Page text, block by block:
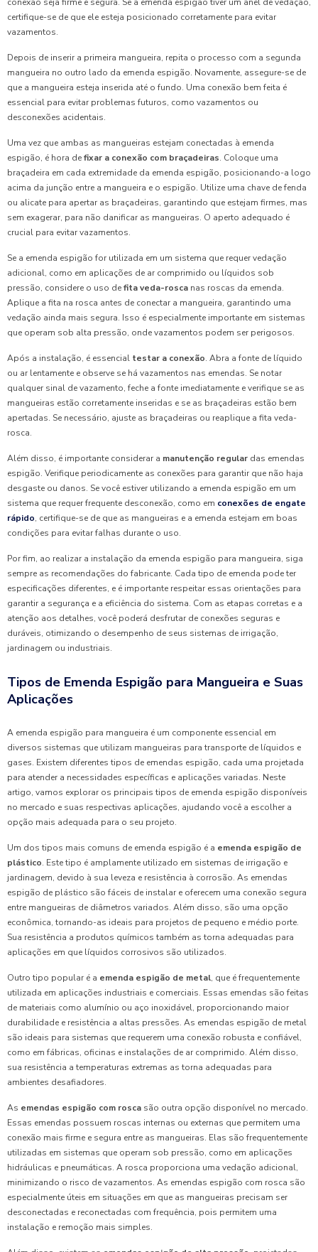
certifique-se de que ele esteja posicionado corretamente para evitar
vazamentos.
Depois de inserir a primeira mangueira, repita o processo com a segunda
mangueira no outro lado da emenda espigão. Novamente, assegure-se de
que a mangueira esteja inserida até o fundo. Uma conexão bem feita é
essencial para evitar problemas futuros, como vazamentos ou
desconexões acidentais.
Uma vez que ambas as mangueiras estejam conectadas à emenda
espigão, é hora defixar a conexão com braçadeiras. Coloque uma
braçadeira em cada extremidade da emenda espigão, posicionando-a logo
acima da junção entre a mangueira e o espigão. Utilize uma chave de fenda
ou alicate para apertar as braçadeiras, garantindo que estejam firmes, mas
sem exagerar, para não danificar as mangueiras. O aperto adequado é
crucial para evitar vazamentos.
Se a emenda espigão for utilizada em um sistema que requer vedação
adicional, como em aplicações de ar comprimido ou líquidos sob
pressão, considere o uso defita veda-rosca nas roscas da emenda.
Aplique a fita na rosca antes de conectar a mangueira, garantindo uma
vedação ainda mais segura. Isso é especialmente importante em sistemas
que operam sob alta pressão, onde vazamentos podem ser perigosos.
Após a instalação, é essencial testar a conexão. Abra a fonte de líquido
ou ar lentamente e observe se há vazamentos nas emendas. Se notar
qualquer sinal de vazamento, feche a fonte imediatamente e verifique se as
mangueiras estão corretamente inseridas e se as braçadeiras estão bem
apertadas. Se necessário, ajuste as braçadeiras ou reaplique a fita veda-
rosca.
Além disso, é importante considerar a manutenção regular das emendas
espigão. Verifique periodicamente as conexões para garantir que não haja
desgaste ou danos. Se você estiver utilizando a emenda espigão em um
sistema que requer frequente desconexão, como em conexões de engate
rápido, certifique-se de que as mangueiras e a emenda estejam em boas
condições para evitar falhas durante o uso.
Por fim, ao realizar a instalação da emenda espigão para mangueira, siga
sempre as recomendações do fabricante. Cada tipo de emenda pode ter
especificações diferentes, e é importante respeitar essas orientações para
garantir a segurança e a eficiência do sistema. Com as etapas corretas e a
atenção aos detalhes, você poderá desfrutar de conexões seguras e
duráveis, otimizando o desempenho de seus sistemas de irrigação,
jardinagem ou industriais.
Tipos de Emenda Espigão para Mangueira e Suas
Aplicações
A emenda espigão para mangueira é um componente essencial em
diversos sistemas que utilizam mangueiras para transporte de líquidos e
gases. Existem diferentes tipos de emendas espigão, cada uma projetada
para atender a necessidades específicas e aplicações variadas. Neste
artigo, vamos explorar os principais tipos de emenda espigão disponíveis
no mercado e suas respectivas aplicações, ajudando você a escolher a
opção mais adequada para o seu projeto.
Um dos tipos mais comuns de emenda espigão é a emenda espigão de
plástico. Este tipo é amplamente utilizado em sistemas de irrigação e
jardinagem, devido à sua leveza e resistência à corrosão. As emendas
espigão de plástico são fáceis de instalar e oferecem uma conexão segura
entre mangueiras de diâmetros variados. Além disso, são uma opção
econômica, tornando-as ideais para projetos de pequeno e médio porte.
Sua resistência a produtos químicos também as torna adequadas para
aplicações em que líquidos corrosivos são utilizados.
Outro tipo popular é a emenda espigão de metal, que é frequentemente
utilizada em aplicações industriais e comerciais. Essas emendas são feitas
de materiais como alumínio ou aço inoxidável, proporcionando maior
durabilidade e resistência a altas pressões. As emendas espigão de metal
são ideais para sistemas que requerem uma conexão robusta e confiável,
como em fábricas, oficinas e instalações de ar comprimido. Além disso,
sua resistência a temperaturas extremas as torna adequadas para
ambientes desafiadores.
As emendas espigão com rosca são outra opção disponível no mercado.
Essas emendas possuem roscas internas ou externas que permitem uma
conexão mais firme e segura entre as mangueiras. Elas são frequentemente
utilizadas em sistemas que operam sob pressão, como em aplicações
hidráulicas e pneumáticas. A rosca proporciona uma vedação adicional,
minimizando o risco de vazamentos. As emendas espigão com rosca são
especialmente úteis em situações em que as mangueiras precisam ser
desconectadas e reconectadas com frequência, pois permitem uma
instalação e remoção mais simples.